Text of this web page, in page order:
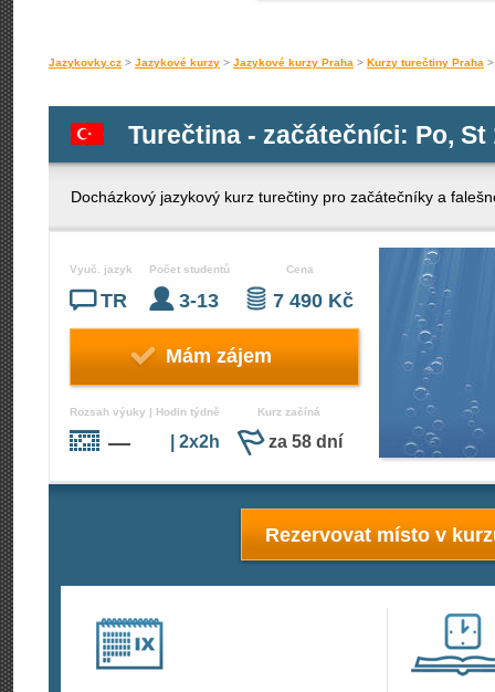
Jazykovky.cz > Jazykové kurzy > Jazykové kurzy Praha > Kurzy turečtiny Praha
Turečtina - začátečníci: Po, St
Docházkový jazykový kurz turečtiny pro začátečníky a
Vyuč. jazyk
TR
Počet studentů
3-13
Cena
7 490 Kč
Mám zájem
Rozsah výuky | Hodin týdně
— | 2x2h
Kurz začíná
za 58 dní
Rezervovat místo v